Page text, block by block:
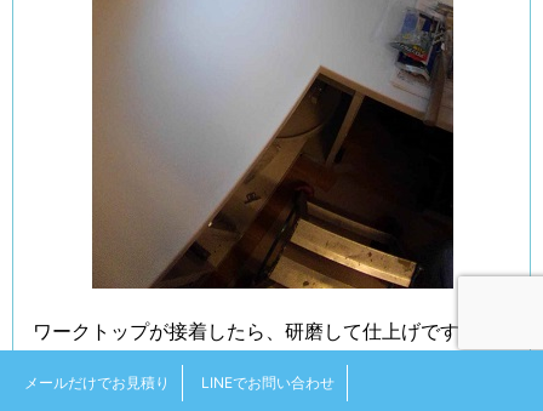
ワークトップが接着したら、研磨して仕上げです。
メールだけでお見積り LINEでお問い合わせ